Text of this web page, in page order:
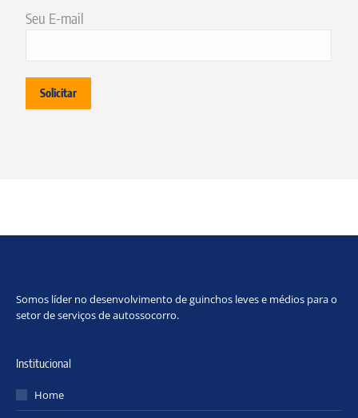
Seu E-mail
Somos líder no desenvolvimento de guinchos leves e médios para o
setor de serviços de autossocorro.
Institucional
Home